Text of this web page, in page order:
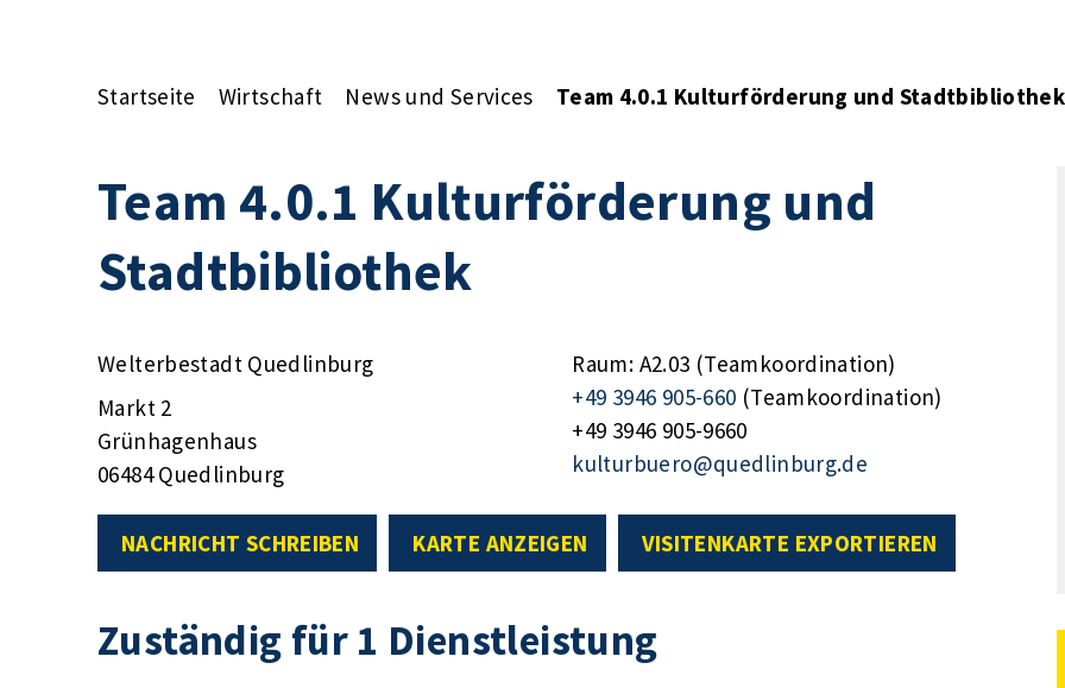
Startseite Wirtschaft News und Services Team 4.0.1 Kulturförderung und Stadtbibliothek
Team 4.0.1 Kulturförderung und
Stadtbibliothek
Welterbestadt Quedlinburg
Markt 2
Grünhagenhaus
06484 Quedlinburg
Raum: A2.03 (Teamkoordination)
+49 3946 905-660 (Teamkoordination)
+49 3946 905-9660
kulturbuero@quedlinburg.de
NACHRICHT SCHREIBEN KARTE ANZEIGEN VISITENKARTE EXPORTIEREN
Zuständig für 1 Dienstleistung